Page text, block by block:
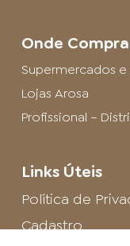
Onde
Supermercados e
Lojas Arosa
Profissional –
Links Úteis
Política de
Cadastro